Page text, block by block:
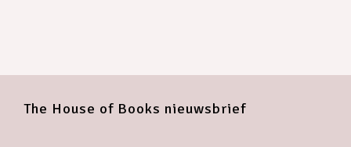
The House of Books nieuwsbrief